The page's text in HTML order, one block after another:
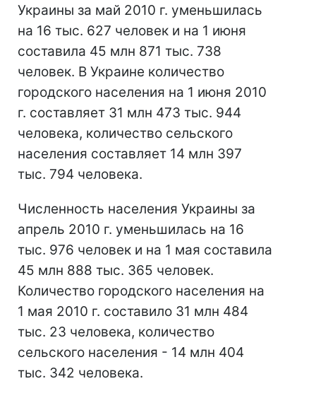
Украины за май 2010 г. уменьшилась
на 16 тыс. 627 человек и на 1 июня
составила 45 млн 871 тыс. 738
человек. В Украине количество
городского населения на 1 июня 2010
г. составляет 31 млн 473 тыс. 944
человека, количество сельского
населения составляет 14 млн 397
тыс. 794 человека.
Численность населения Украины за
апрель 2010 г. уменьшилась на 16
тыс. 976 человек и на 1 мая составила
45 млн 888 тыс. 365 человек.
Количество городского населения на
1 мая 2010 г. составило 31 млн 484
тыс. 23 человека, количество
сельского населения - 14 млн 404
тыс. 342 человека.